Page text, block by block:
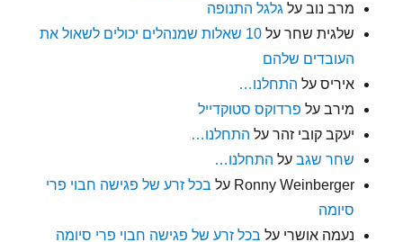
מרב נוב על גלגל התנופה
שלגית שחר על
10 שאלות שמנהלים יכולים לשאול את
העובדים שלהם
איריס על התחלנו…
מירב על פרדוקס סטוקדייל
יעקב קובי זהר על התחלנו…
שחר שגב על התחלנו…
Ronny Weinberger על בכל זרע של פגישה חבוי פרי
סיומה
נעמה אושרי על בכל זרע של פגישה חבוי פרי סיומה